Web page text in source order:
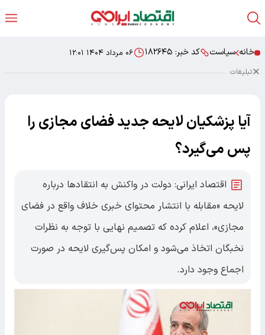
خانه سیاست کد خبر: ۱۸۲۶۴۵ ۰۶ مرداد ۱۴۰۴ ۱۲:۰۱
تبلیغات
آیا پزشکیان لایحه جدید فضای مجازی را
پس می‌گیرد؟
اقتصاد ایرانی: دولت در واکنش به انتقادها درباره
لایحه «مقابله با انتشار محتوای خبری خلاف واقع در فضای
مجازی»، اعلام کرده که تصمیم نهایی با توجه به نظرات
نخبگان اتخاذ می‌شود و امکان پس‌گیری لایحه در صورت
اجماع وجود دارد.